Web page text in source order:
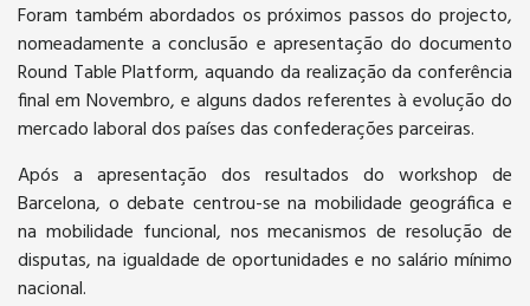
Foram também abordados os próximos passos do projecto,
nomeadamente a conclusão e apresentação do documento
Round Table Platform, aquando da realização da conferência
final em Novembro, e alguns dados referentes à evolução do
mercado laboral dos países das confederações parceiras.
Após a apresentação dos resultados do workshop de
Barcelona, o debate centrou-se na mobilidade geográfica e
na mobilidade funcional, nos mecanismos de resolução de
disputas, na igualdade de oportunidades e no salário mínimo
nacional.